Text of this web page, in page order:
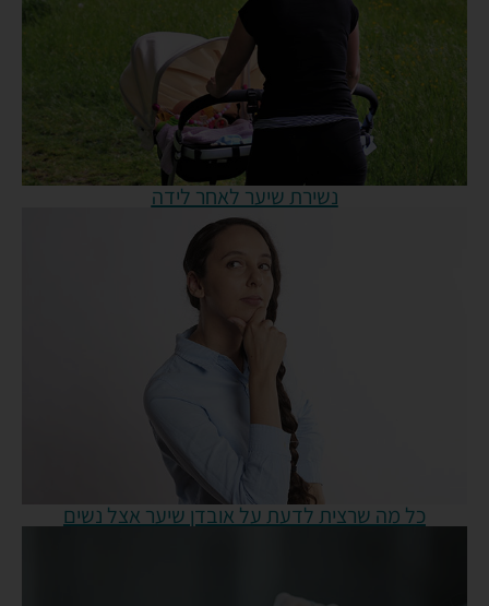
נשירת שיער לאחר לידה
כל מה שרצית לדעת על אובדן שיער אצל נשים